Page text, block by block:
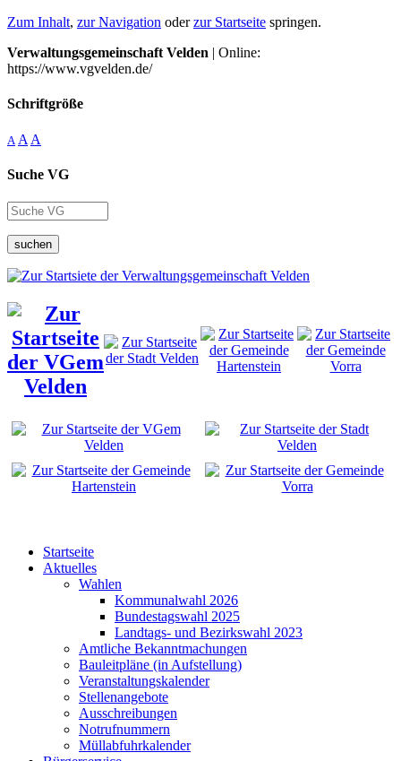
Zum Inhalt, zur Navigation oderzur Startseite springen.
Verwaltungsgemeinschaft Velden | Online:
https://www.vgvelden.de/
Schriftgröße
A A A
Suche VG
suchen
Startseite
Aktuelles
Wahlen
Kommunalwahl 2026
Bundestagswahl 2025
Landtags- und Bezirkswahl 2023
Amtliche Bekanntmachungen
Bauleitpläne (in Aufstellung)
Veranstaltungskalender
Stellenangebote
Ausschreibungen
Notrufnummern
Müllabfuhrkalender